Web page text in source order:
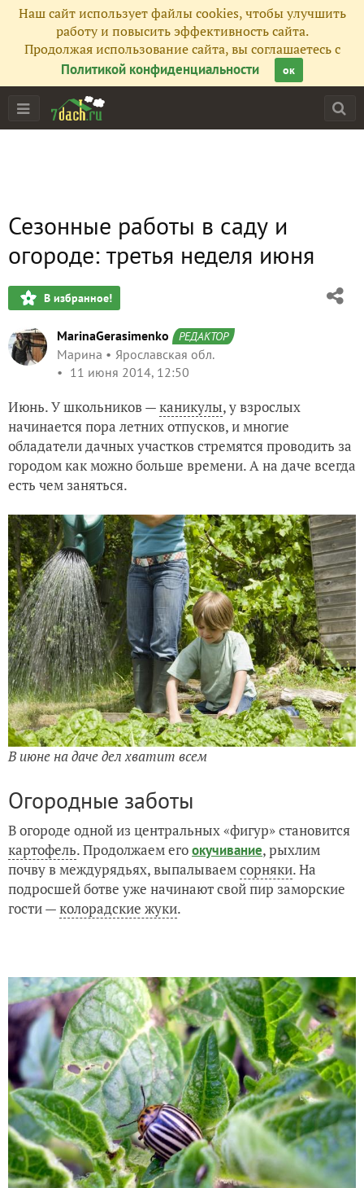
Наш сайт использует файлы cookies, чтобы улучшить
работу и повысить эффективность сайта.
Продолжая использование сайта, вы соглашаетесь с
Политикой конфиденциальности
ок
Сезонные работы в саду и
огороде: третья неделя июня
В избранное!
MarinaGerasimenko РЕДАКТОР
Марина
Ярославская обл.
11 июня 2014, 12:50
Июнь. У школьников —каникулы, у взрослых
начинается пора летних отпусков, и многие
обладатели дачных участков стремятся проводить за
городом как можно больше времени. А на даче всегда
есть чем заняться.
В июне на даче дел хватит всем
Огородные заботы
В огороде одной из центральных «фигур» становится
картофель. Продолжаем егоокучивание, рыхлим
почву в междурядьях, выпалываемсорняки. На
подросшей ботве уже начинают свой пир заморские
гости —колорадские жуки.